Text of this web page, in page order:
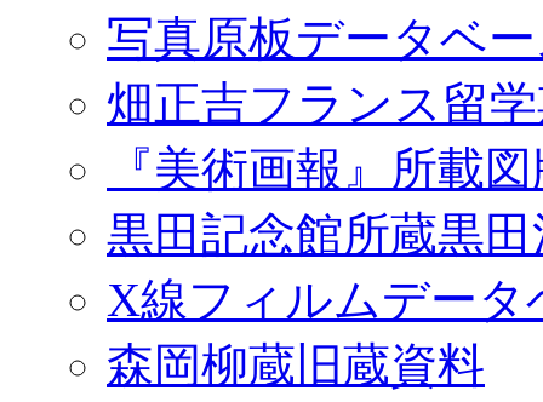
写真原板データベ
畑正吉フランス留
『美術画報』所載
黒田記念館所蔵黒
X線フィルムデータ
森岡柳蔵旧蔵資料